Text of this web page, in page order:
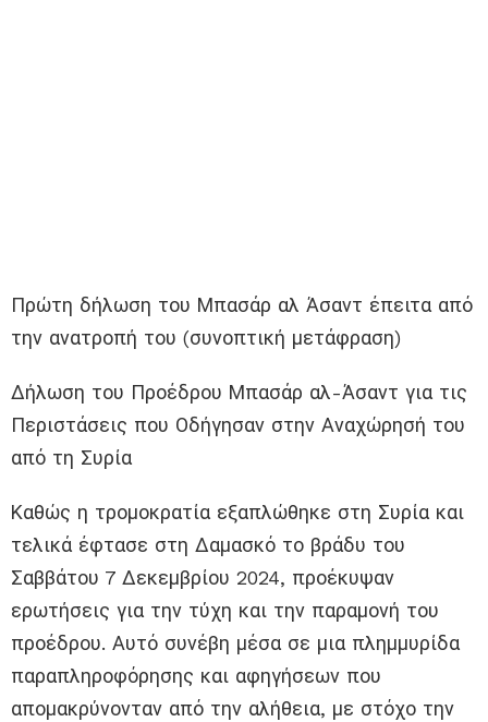
Πρώτη δήλωση του Μπασάρ αλ Άσαντ έπειτα από
την ανατροπή του (συνοπτική μετάφραση)
Δήλωση του Προέδρου Μπασάρ αλ-Άσαντ για τις
Περιστάσεις που Οδήγησαν στην Αναχώρησή του
από τη Συρία
Καθώς η τρομοκρατία εξαπλώθηκε στη Συρία και
τελικά έφτασε στη Δαμασκό το βράδυ του
Σαββάτου 7 Δεκεμβρίου 2024, προέκυψαν
ερωτήσεις για την τύχη και την παραμονή του
προέδρου. Αυτό συνέβη μέσα σε μια πλημμυρίδα
παραπληροφόρησης και αφηγήσεων που
απομακρύνονταν από την αλήθεια, με στόχο την